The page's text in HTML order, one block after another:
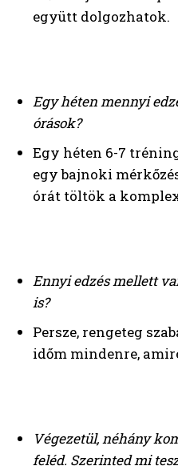
együtt dolgozhatok.
Egy héten mennyi
órások?
Egy héten 6-7
egy bajnoki
órát töltök a
Ennyi edzés mellett
is?
Persze, rengeteg
időm mindenre,
Végezetül, néhány
feléd. Szerinted mi